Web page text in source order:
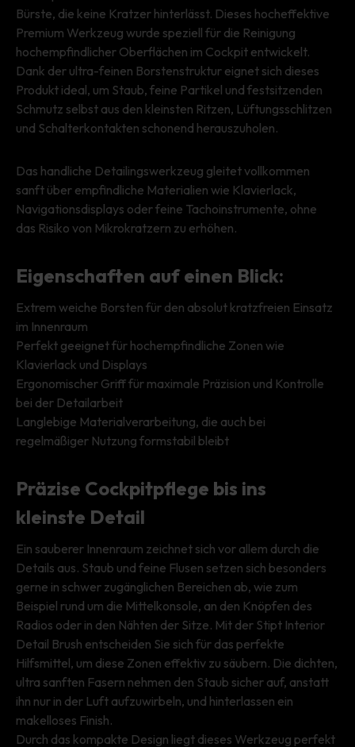
Bürste, die keine Kratzer hinterlässt. Dieses hocheffektive
Premium Werkzeug wurde speziell für die Reinigung
hochempfindlicher Oberflächen im Cockpit entwickelt.
Dank der ultra-feinen Borstenstruktur eignet sich dieses
Produkt ideal, um Staub, feine Partikel und festsitzenden
Schmutz selbst aus den kleinsten Ritzen, Lüftungsschlitzen
und Schalterkontakten schonend herauszuholen.
Das handliche Detailingswerkzeug gleitet vollkommen
sanft über empfindliche Materialien wie Klavierlack,
Navigationsdisplays oder feine Tachoinstrumente, ohne
das Risiko von Mikrokratzern zu erhöhen.
Eigenschaften auf einen Blick:
Extrem weiche Borsten für den absolut kratzfreien Einsatz
im Innenraum
Perfekt geeignet für hochempfindliche Zonen wie
Klavierlack und Displays
Ergonomischer Griff für maximale Präzision und Kontrolle
bei der Detailarbeit
Langlebige Materialverarbeitung, die auch bei
regelmäßiger Nutzung formstabil bleibt
Präzise Cockpitpflege bis ins
kleinste Detail
Ein sauberer Innenraum zeichnet sich vor allem durch die
Details aus. Staub und feine Flusen setzen sich besonders
gerne in schwer zugänglichen Bereichen ab, wie zum
Beispiel rund um die Mittelkonsole, an den Knöpfen des
Radios oder in den Nähten der Sitze. Mit der Stipt Interior
Detail Brush entscheiden Sie sich für das perfekte
Hilfsmittel, um diese Zonen effektiv zu säubern. Die dichten,
ultra sanften Fasern nehmen den Staub sicher auf, anstatt
ihn nur in der Luft aufzuwirbeln, und hinterlassen ein
makelloses Finish.
Durch das kompakte Design liegt dieses Werkzeug perfekt